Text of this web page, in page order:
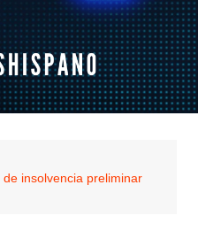
insolvencia preliminar